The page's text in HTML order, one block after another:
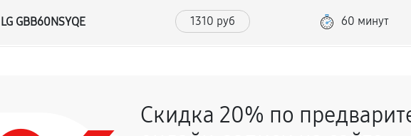
GBB60NSYQE 1310 руб 60 минут
590 руб 60 минут
Скидка 20% по